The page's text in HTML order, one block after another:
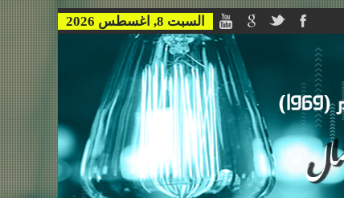
السبت 8, اغسطس 2026